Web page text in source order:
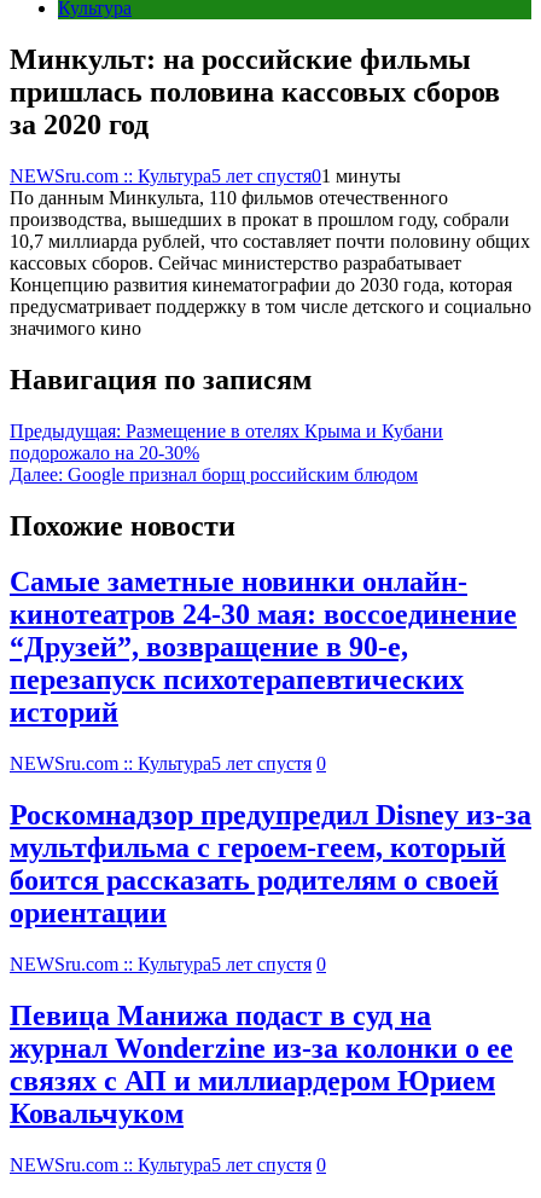
Культура
Минкульт: на российские фильмы
пришлась половина кассовых сборов
за 2020 год
NEWSru.com :: Культура5 лет спустя01 минуты
По данным Минкульта, 110 фильмов отечественного
производства, вышедших в прокат в прошлом году, собрали
10,7 миллиарда рублей, что составляет почти половину общих
кассовых сборов. Сейчас министерство разрабатывает
Концепцию развития кинематографии до 2030 года, которая
предусматривает поддержку в том числе детского и социально
значимого кино
Навигация по записям
Предыдущая: Размещение в отелях Крыма и Кубани
подорожало на 20-30%
Далее: Google признал борщ российским блюдом
Похожие новости
Самые заметные новинки онлайн-
кинотеатров 24-30 мая: воссоединение
“Друзей”, возвращение в 90-е,
перезапуск психотерапевтических
историй
NEWSru.com :: Культура5 лет спустя 0
Роскомнадзор предупредил Disney из-за
мультфильма c героем-геем, который
боится рассказать родителям о своей
ориентации
NEWSru.com :: Культура5 лет спустя 0
Певица Манижа подаст в суд на
журнал Wonderzine из-за колонки о ее
связях с АП и миллиардером Юрием
Ковальчуком
NEWSru.com :: Культура5 лет спустя 0